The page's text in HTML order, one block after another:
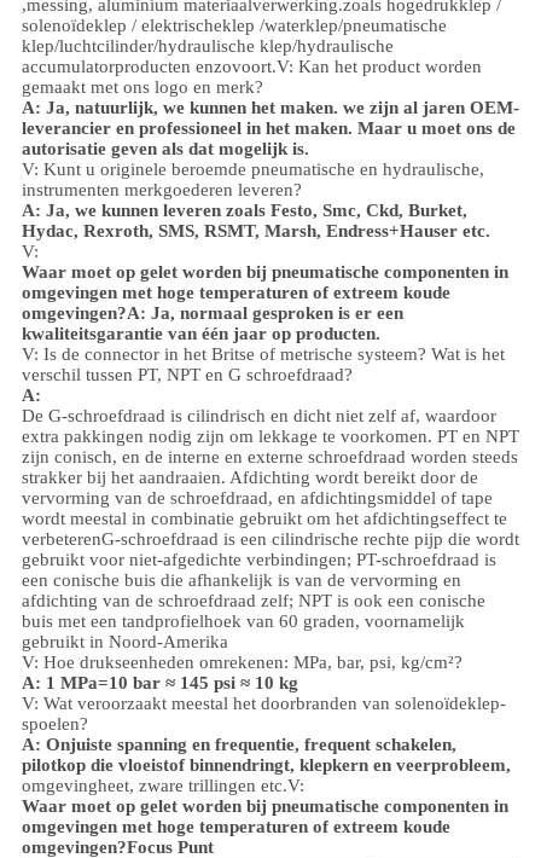
,messing, aluminium materiaalverwerking.zoals hogedrukklep /
solenoïdeklep / elektrischeklep /waterklep/pneumatische
klep/luchtcilinder/hydraulische klep/hydraulische
accumulatorproducten enzovoort.V: Kan het product worden
gemaakt met ons logo en merk?
A: Ja, natuurlijk, we kunnen het maken. we zijn al jaren OEM-
leverancier en professioneel in het maken. Maar u moet ons de
autorisatie geven als dat mogelijk is.
V: Kunt u originele beroemde pneumatische en hydraulische,
instrumenten merkgoederen leveren?
A: Ja, we kunnen leveren zoals Festo, Smc, Ckd, Burket,
Hydac, Rexroth, SMS, RSMT, Marsh, Endress+Hauser etc.
V:
Waar moet op gelet worden bij pneumatische componenten in
omgevingen met hoge temperaturen of extreem koude
omgevingen?A: Ja, normaal gesproken is er een
kwaliteitsgarantie van één jaar op producten.
V: Is de connector in het Britse of metrische systeem? Wat is het
verschil tussen PT, NPT en G schroefdraad?
A:
De G-schroefdraad is cilindrisch en dicht niet zelf af, waardoor
extra pakkingen nodig zijn om lekkage te voorkomen. PT en NPT
zijn conisch, en de interne en externe schroefdraad worden steeds
strakker bij het aandraaien. Afdichting wordt bereikt door de
vervorming van de schroefdraad, en afdichtingsmiddel of tape
wordt meestal in combinatie gebruikt om het afdichtingseffect te
verbeterenG-schroefdraad is een cilindrische rechte pijp die wordt
gebruikt voor niet-afgedichte verbindingen; PT-schroefdraad is
een conische buis die afhankelijk is van de vervorming en
afdichting van de schroefdraad zelf; NPT is ook een conische
buis met een tandprofielhoek van 60 graden, voornamelijk
gebruikt in Noord-Amerika
V: Hoe drukseenheden omrekenen: MPa, bar, psi, kg/cm²?
A: 1 MPa=10 bar ≈ 145 psi ≈ 10 kg
V: Wat veroorzaakt meestal het doorbranden van solenoïdeklep-
spoelen?
A: Onjuiste spanning en frequentie, frequent schakelen,
pilotkop die vloeistof binnendringt, klepkern en veerprobleem,
omgevingheet, zware trillingen etc.V:
Waar moet op gelet worden bij pneumatische componenten in
omgevingen met hoge temperaturen of extreem koude
omgevingen?Focus Punt